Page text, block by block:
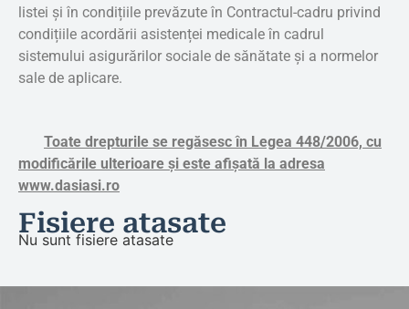
listei și în condițiile prevăzute în Contractul-cadru privind
condițiile acordării asistenței medicale în cadrul
sistemului asigurărilor sociale de sănătate și a normelor
sale de aplicare.
Toate drepturile se regăsesc în Legea 448/2006, cu
modificările ulterioare şi este afişată la adresa
www.dasiasi.ro
Fisiere atasate
Nu sunt fisiere atasate